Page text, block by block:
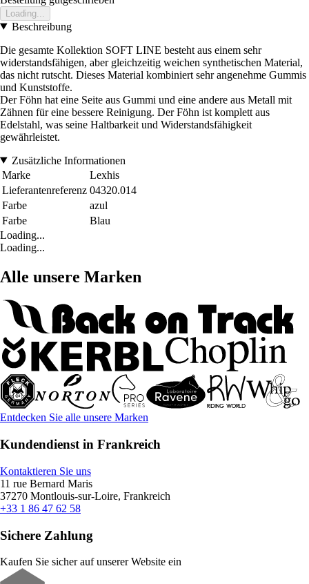
Loading...
Beschreibung
Die gesamte Kollektion SOFT LINE besteht aus einem sehr
widerstandsfähigen, aber gleichzeitig weichen synthetischen Material,
das nicht rutscht. Dieses Material kombiniert sehr angenehme Gummis
und Kunststoffe.
Der Föhn hat eine Seite aus Gummi und eine andere aus Metall mit
Zähnen für eine bessere Reinigung. Der Föhn ist komplett aus
Edelstahl, was seine Haltbarkeit und Widerstandsfähigkeit
gewährleistet.
Zusätzliche Informationen
Marke
Lexhis
Lieferantenreferenz 04320.014
Farbe
azul
Farbe
Blau
Loading...
Loading...
Alle unsere Marken
Entdecken Sie alle unsere Marken
Kundendienst in Frankreich
Kontaktieren Sie uns
11 rue Bernard Maris
37270 Montlouis-sur-Loire, Frankreich
+33 1 86 47 62 58
Sichere Zahlung
Kaufen Sie sicher auf unserer Website ein